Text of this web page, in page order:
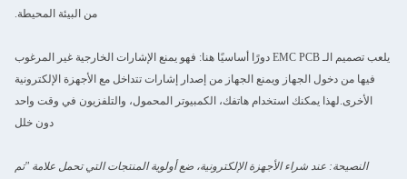
من البيئة المحيطة.
يلعب تصميم الـ EMC PCB دورًا أساسيًا هنا: فهو يمنع الإشارات الخارجية غير المرغوب
فيها من دخول الجهاز ويمنع الجهاز من إصدار إشارات تتداخل مع الأجهزة الإلكترونية
الأخرى.لهذا يمكنك استخدام هاتفك، الكمبيوتر المحمول، والتلفزيون في وقت واحد
دون خلل
النصيحة: عند شراء الأجهزة الإلكترونية، ضع أولوية المنتجات التي تحمل علامة "تم